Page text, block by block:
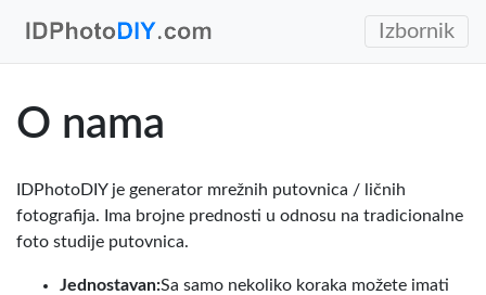
Izbornik
O nama
IDPhotoDIY je generator mrežnih putovnica / ličnih
fotografija. Ima brojne prednosti u odnosu na tradicionalne
foto studije putovnica.
Jednostavan:Sa samo nekoliko koraka možete imati